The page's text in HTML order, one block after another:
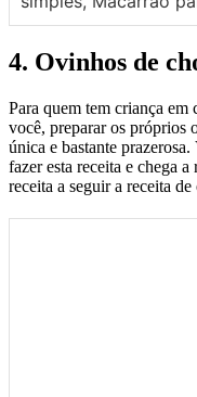
4. Ovinhos de
Para quem tem criança em
você, preparar os próprios
única e bastante
fazer esta receita e chega
receita a seguir a receita